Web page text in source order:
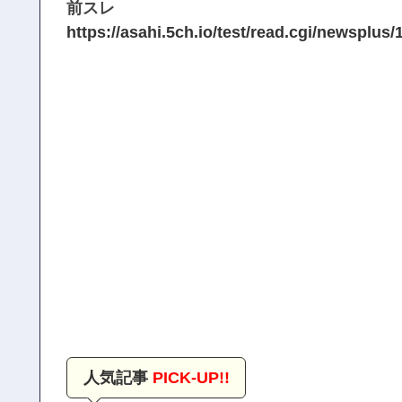
前スレ
https://asahi.5ch.io/test/read.cgi/newsplus/
人気記事PICK-UP!!